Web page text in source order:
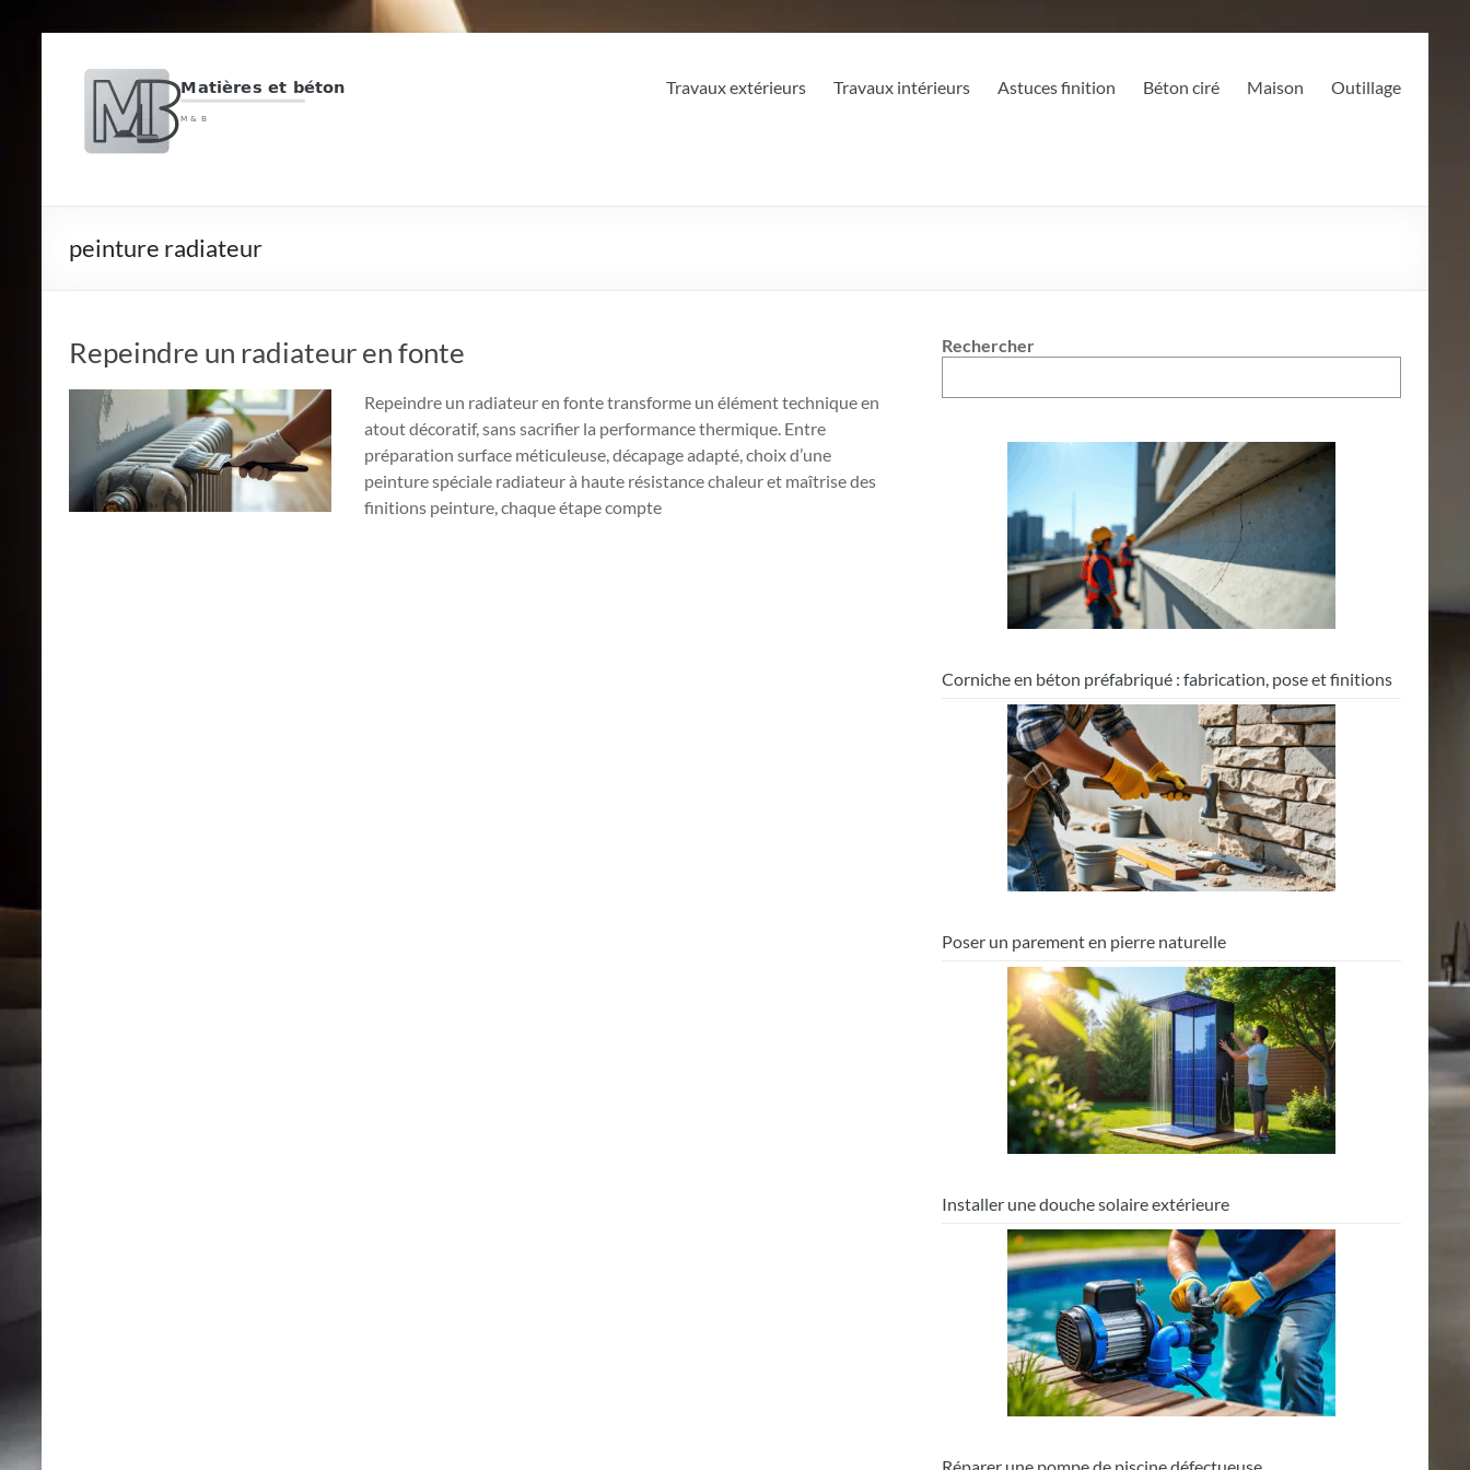
contenu
M Travaux extérieurs Travaux intérieurs Astuces finition Béton ciré Maison Outillage
peinture radiateur
Repeindre un radiateur en fonte
Repeindre un radiateur en fonte transforme un élément technique en
atout décoratif, sans sacrifier la performance thermique. Entre
préparation surface méticuleuse, décapage adapté, choix d’une
peinture spéciale radiateur à haute résistance chaleur et maîtrise des
finitions peinture, chaque étape compte
Rechercher
Corniche en béton préfabriqué : fabrication, pose et finitions
Poser un parement en pierre naturelle
Installer une douche solaire extérieure